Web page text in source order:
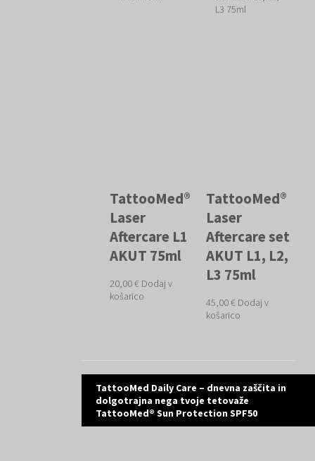
TattooMed®
Laser
Aftercare L1
AKUT 75ml
20,00€ Dodaj v
košarico
TattooMed®
Laser
Aftercare set
AKUT L1, L2,
L3 75ml
45,00€ Dodaj v
košarico
Post
navigation
TattooMed Daily Care – dnevna zaščita in
dolgotrajna nega tvoje tetovaže
TattooMed® Sun Protection SPF50